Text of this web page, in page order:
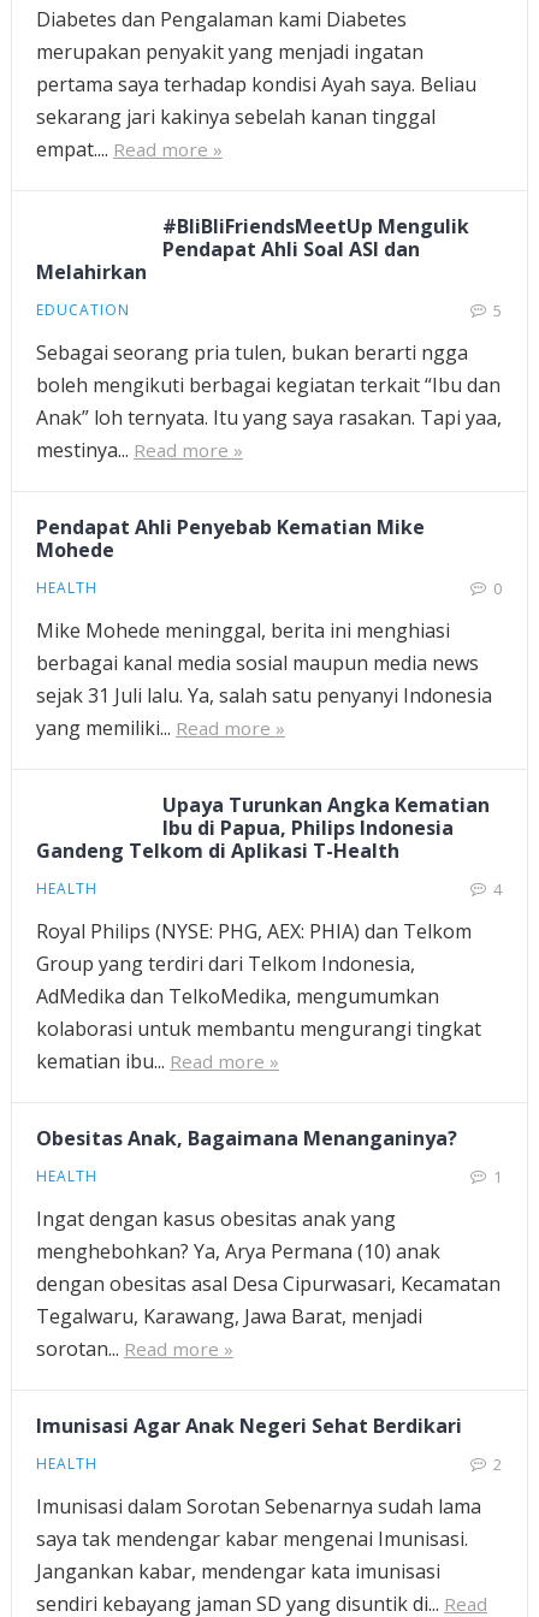
Diabetes dan Pengalaman kami Diabetes
merupakan penyakit yang menjadi ingatan
pertama saya terhadap kondisi Ayah saya. Beliau
sekarang jari kakinya sebelah kanan tinggal
empat.... Read more »
#BliBliFriendsMeetUp Mengulik
Pendapat Ahli Soal ASI dan
Melahirkan
EDUCATION 5
Sebagai seorang pria tulen, bukan berarti ngga
boleh mengikuti berbagai kegiatan terkait “Ibu dan
Anak” loh ternyata. Itu yang saya rasakan. Tapi yaa,
mestinya... Read more »
Pendapat Ahli Penyebab Kematian Mike
Mohede
HEALTH 0
Mike Mohede meninggal, berita ini menghiasi
berbagai kanal media sosial maupun media news
sejak 31 Juli lalu. Ya, salah satu penyanyi Indonesia
yang memiliki... Read more »
Upaya Turunkan Angka Kematian
Ibu di Papua, Philips Indonesia
Gandeng Telkom di Aplikasi T-Health
HEALTH 4
Royal Philips (NYSE: PHG, AEX: PHIA) dan Telkom
Group yang terdiri dari Telkom Indonesia,
AdMedika dan TelkoMedika, mengumumkan
kolaborasi untuk membantu mengurangi tingkat
kematian ibu... Read more »
Obesitas Anak, Bagaimana Menanganinya?
HEALTH 1
Ingat dengan kasus obesitas anak yang
menghebohkan? Ya, Arya Permana (10) anak
dengan obesitas asal Desa Cipurwasari, Kecamatan
Tegalwaru, Karawang, Jawa Barat, menjadi
sorotan... Read more »
Imunisasi Agar Anak Negeri Sehat Berdikari
HEALTH 2
Imunisasi dalam Sorotan Sebenarnya sudah lama
saya tak mendengar kabar mengenai Imunisasi.
Jangankan kabar, mendengar kata imunisasi
sendiri kebayang jaman SD yang disuntik di... Read